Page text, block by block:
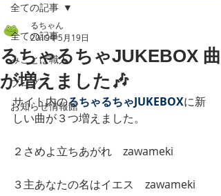
全ての記事
みことば職人
ブログ
お知らせ情報館
全ての記事
るちゃるちゃJUKEBOX 曲
が増えました🎶
るちゃん
2019年5月19日
サイト内のるちゃるちゃJUKEBOXに新
しい曲が３つ増えました。
２さめよ立ちあがれ　zawameki
３主あなたの名はイエス　zawameki